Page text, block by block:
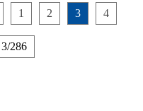
巫家敏，保卫部副部长郭
人参加调研。任湘云书记
的到来表示欢迎。他指
1 2 3 4
286